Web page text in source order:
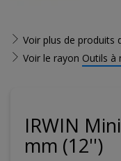
Voir plus de produits
Voir le rayon Outils à
IRWIN
mm (12'')